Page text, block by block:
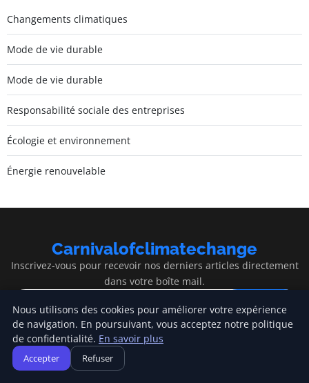
Changements climatiques
Mode de vie durable
Mode de vie durable
Responsabilité sociale des entreprises
Écologie et environnement
Énergie renouvelable
Carnivalofclimatechange
Inscrivez-vous pour recevoir nos derniers articles directement
dans votre boîte mail.
S'inscrire
Nous utilisons des cookies pour améliorer votre expérience
de navigation. En poursuivant, vous acceptez notre politique
de confidentialité. En savoir plus
Accepter Refuser